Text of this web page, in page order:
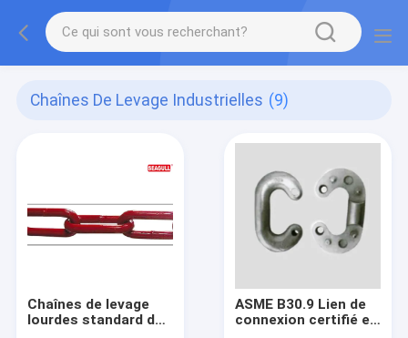
Chaînes De Levage Industrielles (9)
Chaînes de levage
lourdes standard de
ASME B30.9 Lien de
connexion certifié en